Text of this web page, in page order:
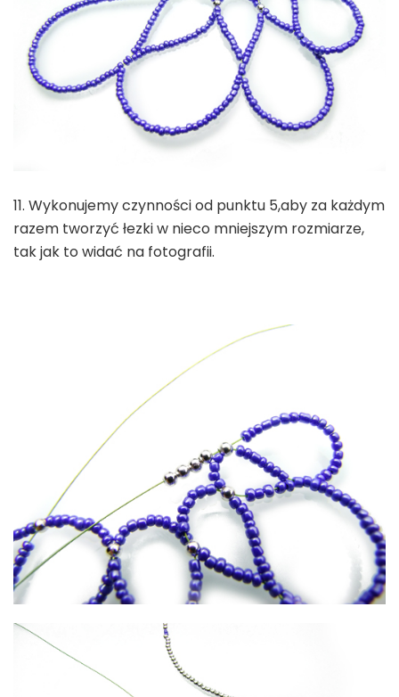
11. Wykonujemy czynności od punktu 5,aby za każdym
razem tworzyć łezki w nieco mniejszym rozmiarze,
tak jak to widać na fotografii.